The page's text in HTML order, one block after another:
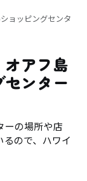
ョッピングセンタ
アフ島
ンター
ーの場所や店
ので、ハワイ